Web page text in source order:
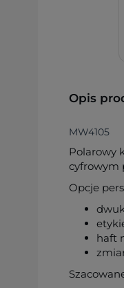
Opis
MW4105
Polarowy
cyfrowym
Opcje
haft